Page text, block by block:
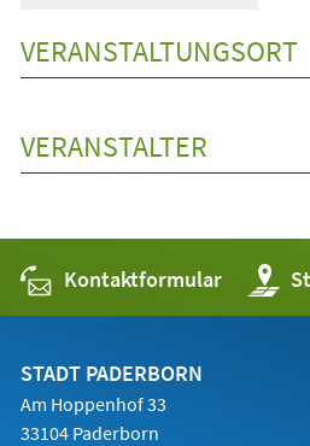
VERANSTALTUNGSORT
VERANSTALTER
Kontaktformular
in
einem
STADT PADERBORN
Am Hoppenhof 33
33104 Paderborn